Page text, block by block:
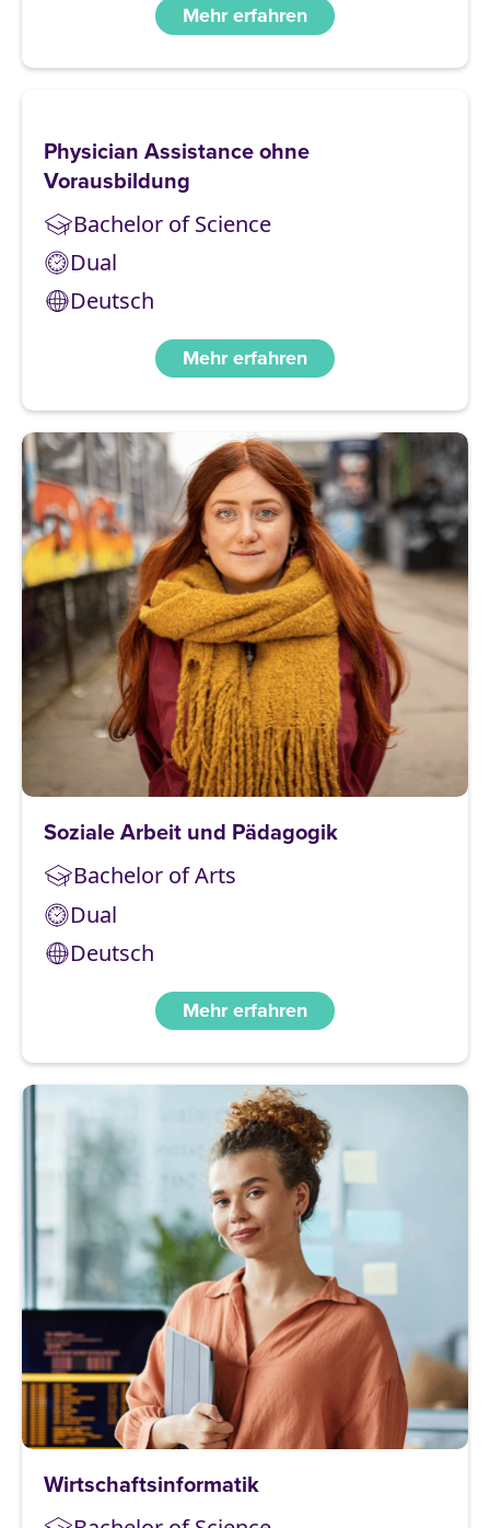
Mehr erfahren
Physician Assistance ohne
Vorausbildung
Bachelor of Science
Dual
Deutsch
Mehr erfahren
Soziale Arbeit und Pädagogik
Bachelor of Arts
Dual
Deutsch
Mehr erfahren
Wirtschaftsinformatik